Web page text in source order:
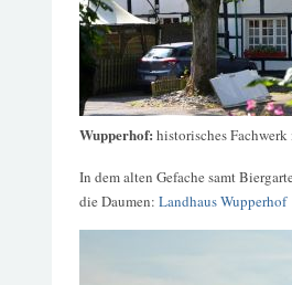
Wupperhof: historisches
In dem alten Gefache samt
die Daumen: Landhaus Wupperhof